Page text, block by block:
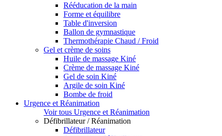
Rééducation de la main
Forme et équilibre
Table d'inversion
Ballon de gymnastique
Thermothérapie Chaud / Froid
Gel et crème de soins
Huile de massage Kiné
Crème de massage Kiné
Gel de soin Kiné
Argile de soin Kiné
Bombe de froid
Urgence et Réanimation
Voir tous Urgence et Réanimation
Défibrillateur / Réanimation
Défibrillateur